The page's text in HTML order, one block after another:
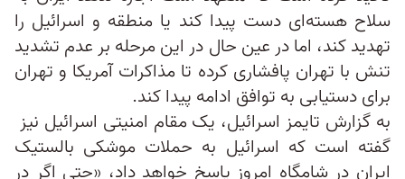
سلاح هسته‌ای دست پیدا کند یا منطقه و اسرائیل را
تهدید کند، اما در عین حال در این مرحله بر عدم تشدید
تنش با تهران پافشاری کرده تا مذاکرات آمریکا و تهران
برای دستیابی به توافق ادامه پیدا کند.
به گزارش تایمز اسرائیل، یک مقام امنیتی اسرائیل نیز
گفته است که اسرائیل به حملات موشکی بالستیک
ایران در شامگاه امروز پاسخ خواهد داد، «حتی اگر در